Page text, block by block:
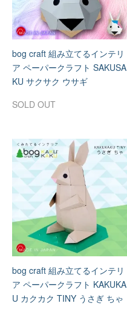
bog craft 組み立てるインテリ
ア ペーパークラフト SAKUSA
KU サクサク ウサギ
SOLD OUT
bog craft 組み立てるインテリ
ア ペーパークラフト KAKUKA
U カクカク TINY うさぎ ちゃ